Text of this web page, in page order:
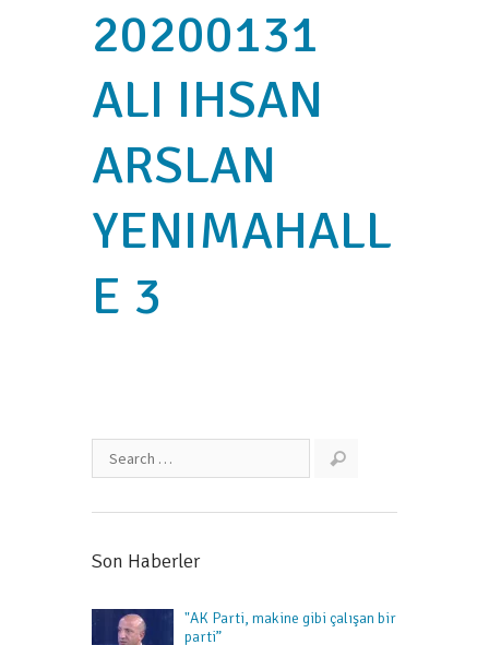
20200131
ALI IHSAN
ARSLAN
YENIMAHALL
E 3
Son Haberler
"AK Parti, makine gibi çalışan bir
parti”